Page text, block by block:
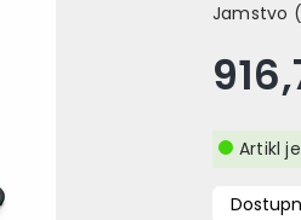
Jamstvo
Artikl